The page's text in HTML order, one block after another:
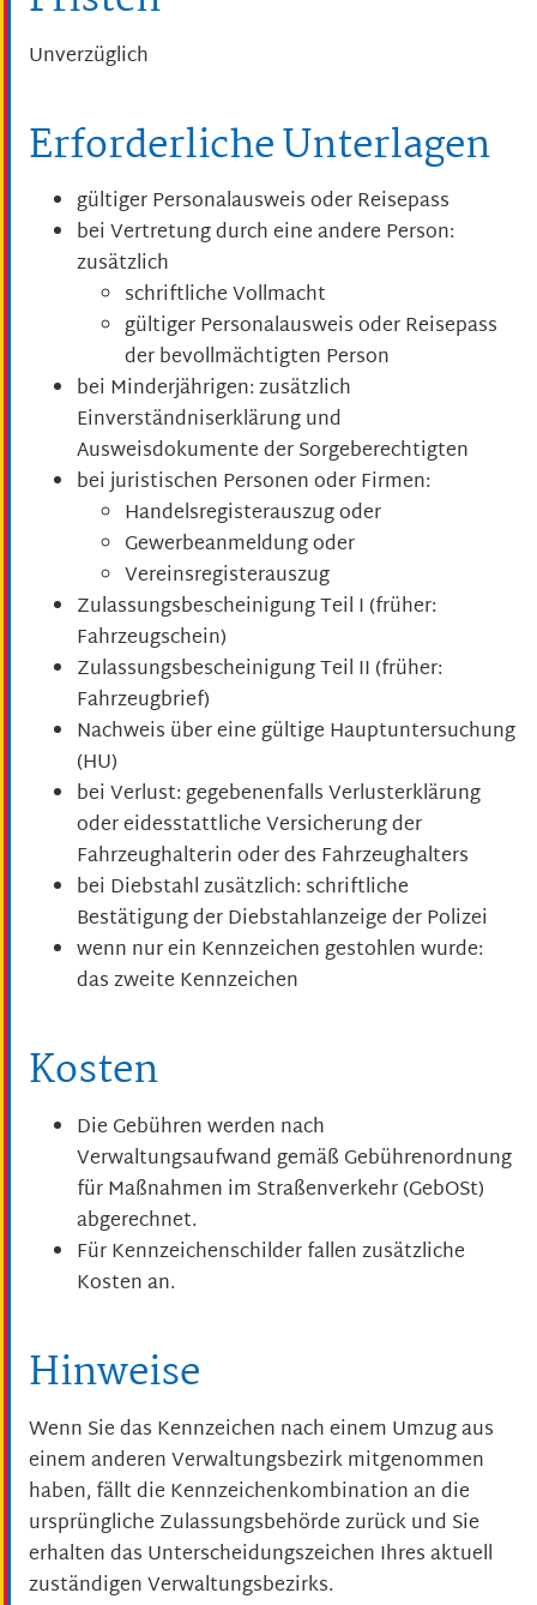
Unverzüglich
Erforderliche Unterlagen
gültiger Personalausweis oder Reisepass
bei Vertretung durch eine andere Person:
zusätzlich
schriftliche Vollmacht
gültiger Personalausweis oder Reisepass
der bevollmächtigten Person
bei Minderjährigen: zusätzlich
Einverständniserklärung und
Ausweisdokumente der Sorgeberechtigten
bei juristischen Personen oder Firmen:
Handelsregisterauszug oder
Gewerbeanmeldung oder
Vereinsregisterauszug
Zulassungsbescheinigung Teil I (früher:
Fahrzeugschein)
Zulassungsbescheinigung Teil II (früher:
Fahrzeugbrief)
Nachweis über eine gültige Hauptuntersuchung
(HU)
bei Verlust: gegebenenfalls Verlusterklärung
oder eidesstattliche Versicherung der
Fahrzeughalterin oder des Fahrzeughalters
bei Diebstahl zusätzlich: schriftliche
Bestätigung der Diebstahlanzeige der Polizei
wenn nur ein Kennzeichen gestohlen wurde:
das zweite Kennzeichen
Kosten
Die Gebühren werden nach
Verwaltungsaufwand gemäß Gebührenordnung
für Maßnahmen im Straßenverkehr (GebOSt)
abgerechnet.
Für Kennzeichenschilder fallen zusätzliche
Kosten an.
Hinweise
Wenn Sie das Kennzeichen nach einem Umzug aus
einem anderen Verwaltungsbezirk mitgenommen
haben, fällt die Kennzeichenkombination an die
ursprüngliche Zulassungsbehörde zurück und Sie
erhalten das Unterscheidungszeichen Ihres aktuell
zuständigen Verwaltungsbezirks.